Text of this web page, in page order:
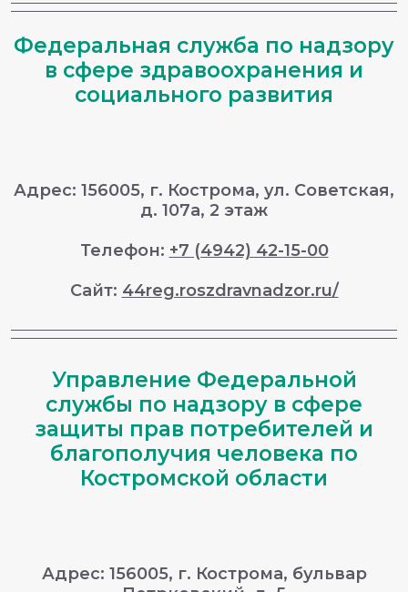
Федеральная служба по надзору
в сфере здравоохранения и
социального развития
Адрес: 156005, г. Кострома, ул. Советская,
д. 107а, 2 этаж
Телефон: +7 (4942) 42-15-00
Сайт: 44reg.roszdravnadzor.ru/
Управление Федеральной
службы по надзору в сфере
защиты прав потребителей и
благополучия человека по
Костромской области
Адрес: 156005, г. Кострома, бульвар